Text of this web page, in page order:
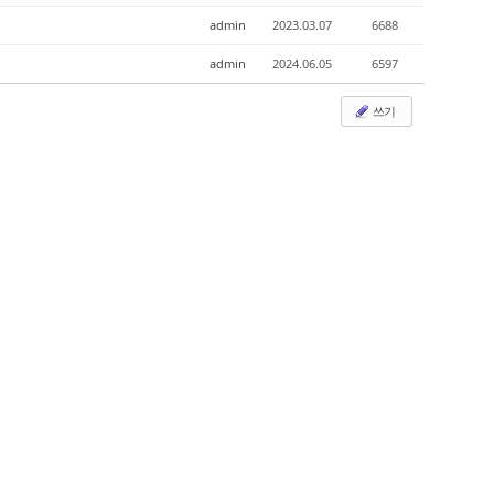
admin 2023.03.07 6688
admin 2024.06.05 6597
쓰기